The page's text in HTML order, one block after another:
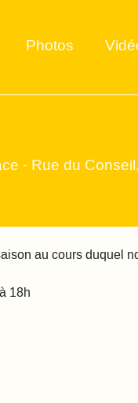
Photos
- Rue du
au cours duquel
18h